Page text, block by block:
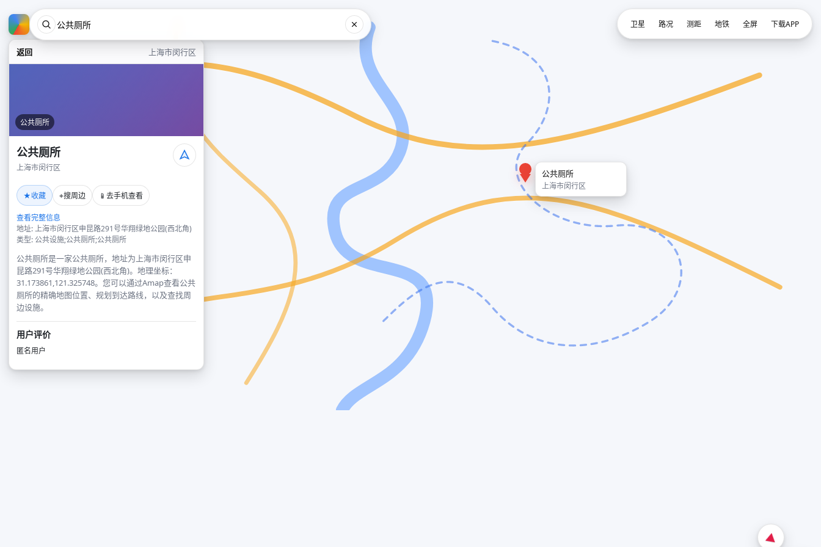
返回 上海市闵行区
公共厕所
公共厕所
上海市闵行区
★收藏 ⌖搜周边 📱 去手机查看
查看完整信息
地址: 上海市闵行区申昆路291号华翔绿地公园(西北角)
类型: 公共设施;公共厕所;公共厕所
公共厕所是一家公共厕所，地址为上海市闵行区申
昆路291号华翔绿地公园(西北角)。地理坐标：
31.173861,121.325748。您可以通过Amap查看公共
厕所的精确地图位置、规划到达路线，以及查找周
边设施。
用户评价
匿名用户
公共厕所
上海市闵行区
卫星 路况 测距 地铁 全屏 下载APP